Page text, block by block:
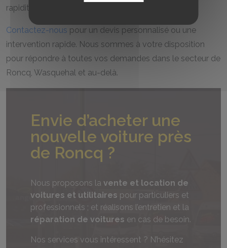
rapidité d’exécution.
Contactez-nous pour un devis personnalisé ou une
intervention rapide. Nous sommes à votre disposition
pour répondre à toutes vos demandes dans le secteur de
Roncq, Wasquehal et au-delà.
Envie d’acheter une
nouvelle voiture près
de Roncq ?
Nous proposons la vente et location de
voitures et utilitaires pour particuliers et
professionnels ; et réalisons l’entretien et la
réparation de voitures en cas de besoin.
Nos services vous intéressent ? N’hésitez